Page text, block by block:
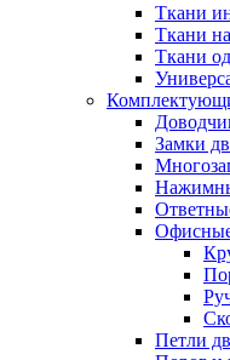
Ткани
Ткани
Ткани
Замки
Петли